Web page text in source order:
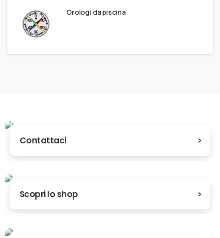
Orologi da piscina
Contattaci
Scopri lo shop